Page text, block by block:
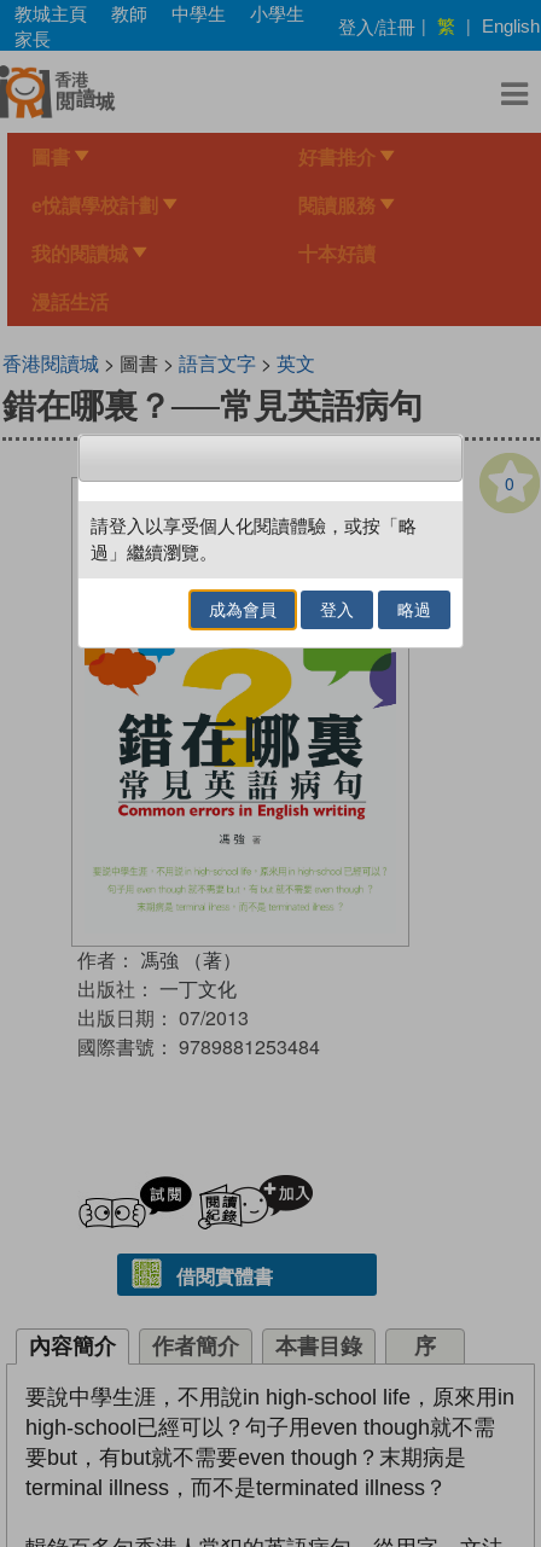
Skip
main
content
教城主頁 教師 中學生
小學生
家長
登入/註冊 | 繁 | English
圖書 好書推介
e悅讀學校計劃 閱讀服務
我的閱讀城 十本好讀
漫話生活
香港閱讀城> 圖書 > 語言文字> 英文
錯在哪裏？──常見英語病句
0
作者： 馮強 （著）
出版社： 一丁文化
出版日期： 07/2013
國際書號： 9789881253484
試閲
借閱實體書
內容簡介 作者簡介 本書目錄 序
要說中學生涯，不用說in high-school life，原來用in
high-school已經可以？句子用even though就不需
要but，有but就不需要even though？末期病是
terminal illness，而不是terminated illness？
請登入以享受個人化閱讀體驗，或按「略
過」繼續瀏覽。
成為會員 登入 略過